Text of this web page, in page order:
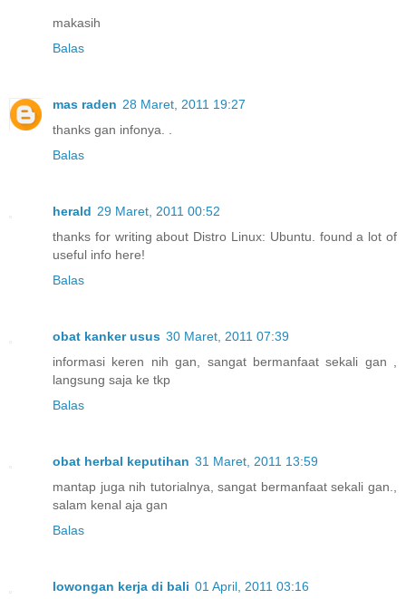
makasih
Balas
mas raden 28 Maret, 2011 19:27
thanks gan infonya. .
Balas
herald 29 Maret, 2011 00:52
thanks for writing about Distro Linux: Ubuntu. found a lot of
useful info here!
Balas
obat kanker usus 30 Maret, 2011 07:39
informasi keren nih gan, sangat bermanfaat sekali gan ,
langsung saja ke tkp
Balas
obat herbal keputihan 31 Maret, 2011 13:59
mantap juga nih tutorialnya, sangat bermanfaat sekali gan.,
salam kenal aja gan
Balas
lowongan kerja di bali 01 April, 2011 03:16